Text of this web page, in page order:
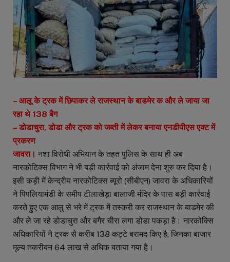
– आलू के ट्रक में छिपाकर ले राजस्थान के बाडमेर क और ले जाया जा
रहा थे 138 बैग
– डोडाचुरा, डोडा और ट्रक को जब्ती में लेकर बनाया एनडीपीएस एक्ट में
प्रकरण
जावरा। नशा विरोधी अभियान के तहत पुलिस के साथ ही अब
नारकोटिक्स विभाग ने भी बड़ी कार्रवाई को अंजाम देना शुरु कर दिया है।
इसी कड़ी में केन्द्रीय नारकोटिक्स ब्यूरो (सीबीएन) जावरा के अधिकारियों
ने पिपलियामंडी के समीप टीलाखेड़ा बालाजी मंदिर के पास बड़ी कार्रवाई
करते हुए एक आलु से भरे में ट्रक में तस्करी कर राजस्थान के बाडमेर की
और ले जा रहे डोडाचुरा और बगैर चीरा लगा डोडा पकड़ा है। नारकोक्सि
अधिकारियों ने ट्रक से करीब 138 कट्टे बरामद किए है, जिनका बाजार
मूल्य तकरीबन 64 लाख से अधिक बताया गया है।